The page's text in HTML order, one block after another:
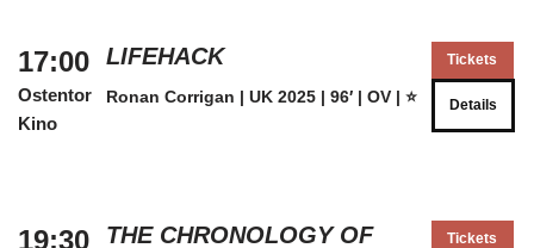
17:00
Ostentor
Kino
LIFEHACK
Ronan Corrigan | UK 2025 | 96′ | OV | ⭐
Tickets
Details
19:30
THE CHRONOLOGY OF
Tickets